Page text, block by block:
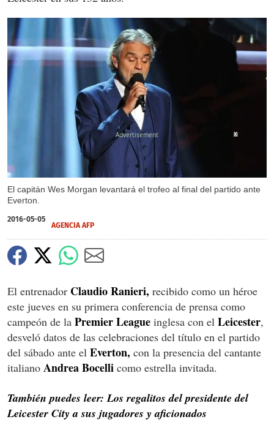
El capitán Wes Morgan levantará el trofeo al final del partido ante
Everton.
X
2016-05-05
AGENCIA AFP
El entrenador Claudio Ranieri, recibido como un héroe
este jueves en su primera conferencia de prensa como
campeón de la Premier League inglesa con el Leicester,
desveló datos de las celebraciones del título en el partido
del sábado ante el Everton, con la presencia del cantante
italiano Andrea Bocelli como estrella invitada.
También puedes leer: Los regalitos del presidente del
Leicester City a sus jugadores y aficionados